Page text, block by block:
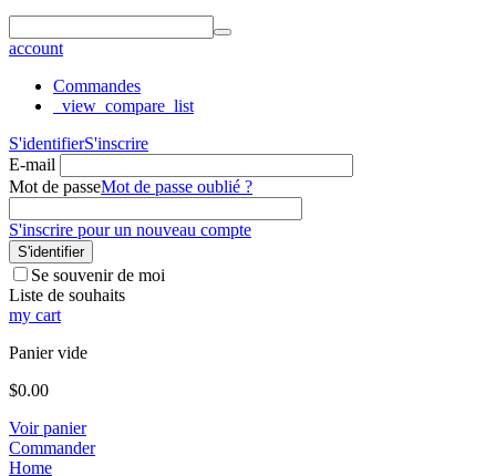
account
Commandes
_view_compare_list
S'identifierS'inscrire
E-mail
Mot de passeMot de passe oublié ?
S'inscrire pour un nouveau compte
S'identifier
Se souvenir de moi
Liste de souhaits
my cart
Panier vide
$0.00
Voir panier
Commander
Home